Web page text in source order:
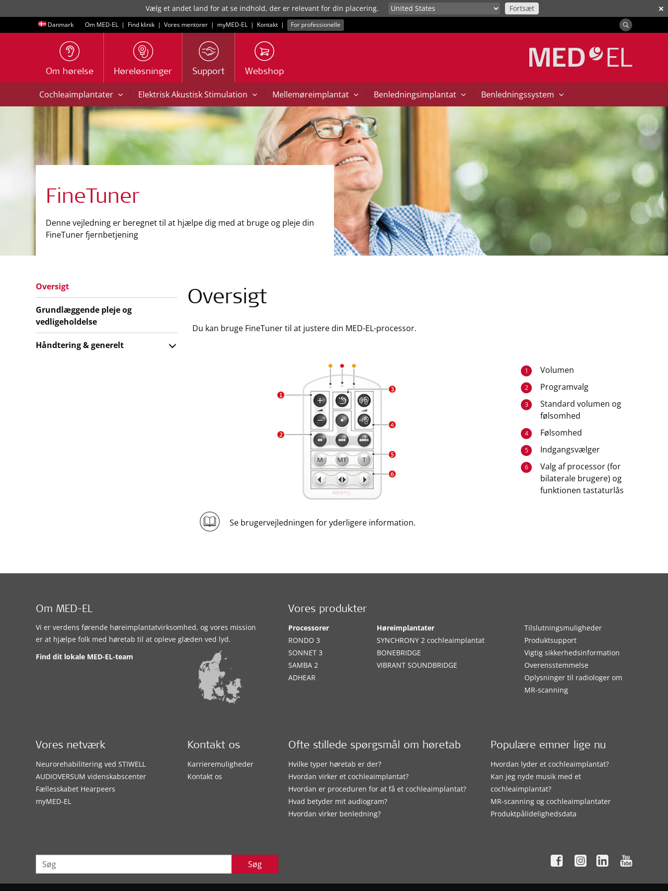
✕
Vælg et andet land for at se indhold, der er relevant for din placering. Fortsæt
Danmark Om MED-EL | Find klinik | Vores mentorer | myMED‑EL | Kontakt | For professionelle
Om hørelse Høreløsninger Support Webshop
Cochleaimplantater | Elektrisk Akustisk Stimulation | Mellemøreimplantat | Benledningsimplantat | Benledningssystem
FineTuner
Denne vejledning er beregnet til at hjælpe dig med at bruge og pleje din
FineTuner fjernbetjening
Oversigt
Du kan bruge FineTuner til at justere din MED-EL-processor.
1 Volumen
2 Programvalg
3
Standard volumen og
følsomhed
4 Følsomhed
5 Indgangsvælger
6
Valg af processor (for
bilaterale brugere) og
funktionen tastaturlås
Se brugervejledningen for yderligere information.
Oversigt
Grundlæggende pleje og
vedligeholdelse
Håndtering & generelt
Om MED-EL
Vi er verdens førende høreimplantatvirksomhed, og vores mission
er at hjælpe folk med høretab til at opleve glæden ved lyd.
Find dit lokale MED-EL-team
Vores produkter
Processorer
RONDO 3
SONNET 3
SAMBA 2
ADHEAR
Høreimplantater
SYNCHRONY 2 cochleaimplantat
BONEBRIDGE
VIBRANT SOUNDBRIDGE
Tilslutningsmuligheder
Produktsupport
Vigtig sikkerhedsinformation
Overensstemmelse
Oplysninger til radiologer om
MR-scanning
Ofte stillede spørgsmål om høretab
Hvilke typer høretab er der?
Hvordan virker et cochleaimplantat?
Hvordan er proceduren for at få et cochleaimplantat?
Hvad betyder mit audiogram?
Hvordan virker benledning?
Populære emner lige nu
Hvordan lyder et cochleaimplantat?
Kan jeg nyde musik med et
cochleaimplantat?
MR-scanning og cochleaimplantater
Produktpålidelighedsdata
Vores netværk
Neurorehabilitering ved STIWELL
AUDIOVERSUM videnskabscenter
Fællesskabet Hearpeers
myMED‑EL
Kontakt os
Karrieremuligheder
Kontakt os
Søg